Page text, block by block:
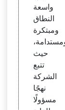
واسعة
النطاق
ومبتكرة
حيث
تتبع
الشركة
نهجًا
مسؤولًا